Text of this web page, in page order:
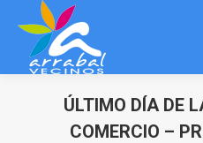
ÚLTIMO DÍA DE
COMERCIO –